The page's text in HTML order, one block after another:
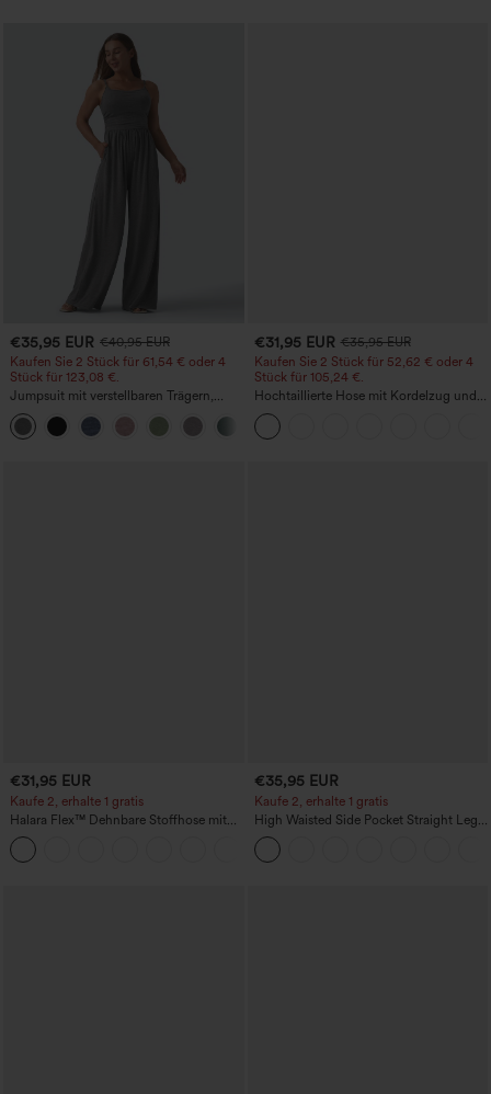
€35,95 EUR €40,95 EUR
Kaufen Sie 2 Stück für 61,54 € oder 4
Stück für 123,08 €.
Jumpsuit mit verstellbaren Trägern,
gerafftem Detail, weitem Bein und
meliertem Stoff, lässig, mit Taschen -
Easy Peezy
€31,95 EUR €35,95 EUR
Kaufen Sie 2 Stück für 52,62 € oder 4
Stück für 105,24 €.
Hochtaillierte Hose mit Kordelzug und
Taschen, weitem Bein, lässig und locker
in Leinenoptik
€31,95 EUR
Kaufe 2, erhalte 1 gratis
Halara Flex™ Dehnbare Stoffhose mit
hohem Bund und Seitentasche hinten
€35,95 EUR
Kaufe 2, erhalte 1 gratis
High Waisted Side Pocket Straight Leg
Work Pants